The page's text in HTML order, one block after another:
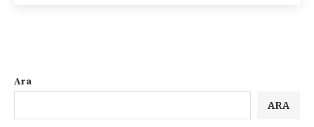
Ara
ARA